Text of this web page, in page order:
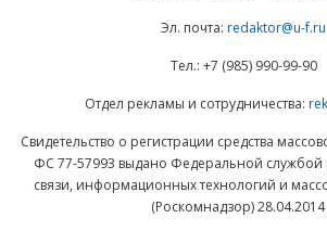
Эл. почта: redaktor@u-f.ru
Тел.: +7 (985) 990-99-90
Отдел рекламы и сотрудничества:
Свидетельство о регистрации средства
ФС 77-57993 выдано Федеральной службой
связи, информационных технологий и
(Роскомнадзор) 28.04.2014